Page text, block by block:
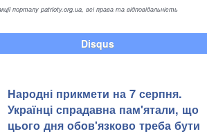
порталу patrioty.org.ua, всі права та відповідальність
Disqus
Народні прикмети на 7 серпня.
Українці спрадавна пам'ятали, що
цього дня обов'язково треба бути